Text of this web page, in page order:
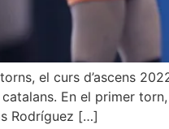
el curs d’ascens
En el primer
Rodríguez […]